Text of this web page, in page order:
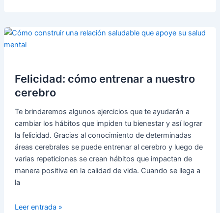
Mejorar
Tu
📈
Felicidad: cómo entrenar a nuestro
cerebro
Te brindaremos algunos ejercicios que te ayudarán a
cambiar los hábitos que impiden tu bienestar y así lograr
la felicidad. Gracias al conocimiento de determinadas
áreas cerebrales se puede entrenar al cerebro y luego de
varias repeticiones se crean hábitos que impactan de
manera positiva en la calidad de vida. Cuando se llega a
la
Felicidad:
Leer entrada »